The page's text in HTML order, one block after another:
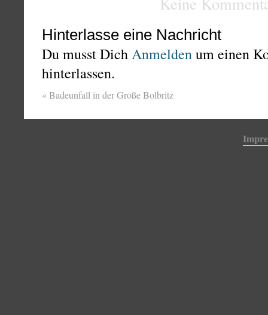
Hinterlasse eine Nachricht
Du musst DichAnmeldenum einen
hinterlassen.
«Badeunfall in der Große Bolbritz